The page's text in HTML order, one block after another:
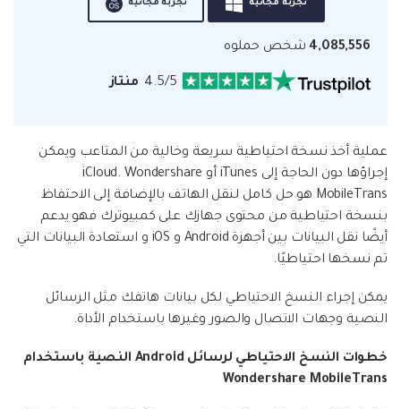
تجربة مجانية تجربة مجانية
4,085,556 شخص حملوه
4.5/5 منتاز
عملية أخذ نسخة احتياطية سريعة وخالية من المتاعب ويمكن
إجراؤها دون الحاجة إلى iTunes أو iCloud. Wondershare
MobileTrans هو حل كامل لنقل الهاتف بالإضافة إلى الاحتفاظ
بنسخة احتياطية من محتوى جهازك على كمبيوترك فهو يدعم
أيضًا نقل البيانات بين أجهزة Android و iOS و استعادة البيانات التي
تم نسخها احتياطيًا.
يمكن إجراء النسخ الاحتياطي لكل بيانات هاتفك مثل الرسائل
النصية وجهات الاتصال والصور وغيرها باستخدام الأداة.
خطوات النسخ الاحتياطي لرسائل Android النصية باستخدام
Wondershare MobileTrans